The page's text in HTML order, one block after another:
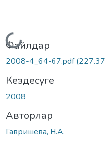
Жүктеу...
Файлдар
2008-4_64-67.pdf(227.37
Кездесуге
2008
Авторлар
Гавришева, Н.А.